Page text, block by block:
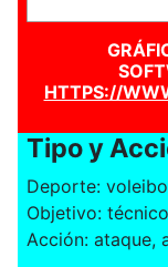
HTTPS://
Tipo y
Deporte:
Objetivo: técnico
Acción: ataque,